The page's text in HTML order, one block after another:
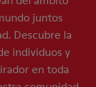
juntos
Descubre la
individuos y
en toda